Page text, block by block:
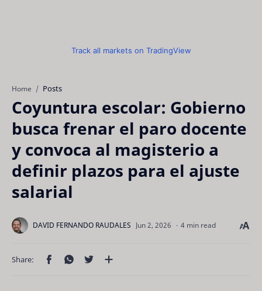
Track all markets on TradingView
Home Posts
Coyuntura escolar: Gobierno
busca frenar el paro docente
y convoca al magisterio a
definir plazos para el ajuste
salarial
4 min read